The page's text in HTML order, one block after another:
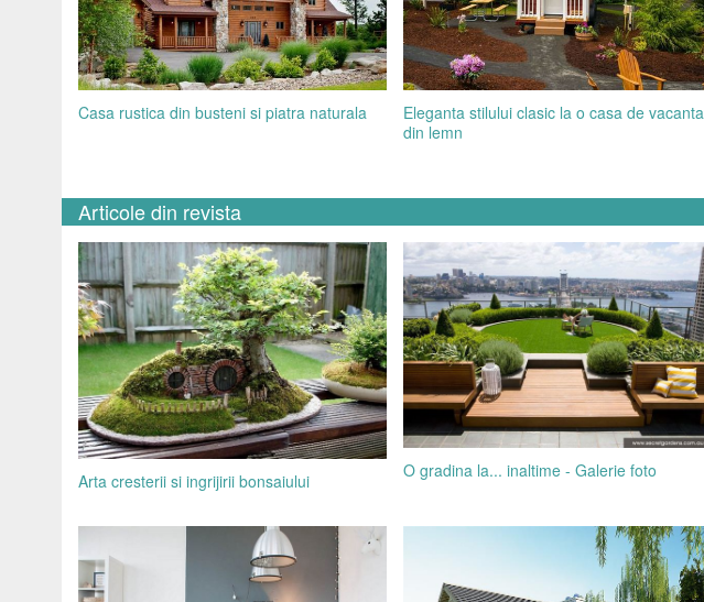
Casa rustica din busteni si piatra naturala
Eleganta stilului clasic la o casa de vacanta
din lemn
Articole din revista
Arta cresterii si ingrijirii bonsaiului
O gradina la... inaltime - Galerie foto